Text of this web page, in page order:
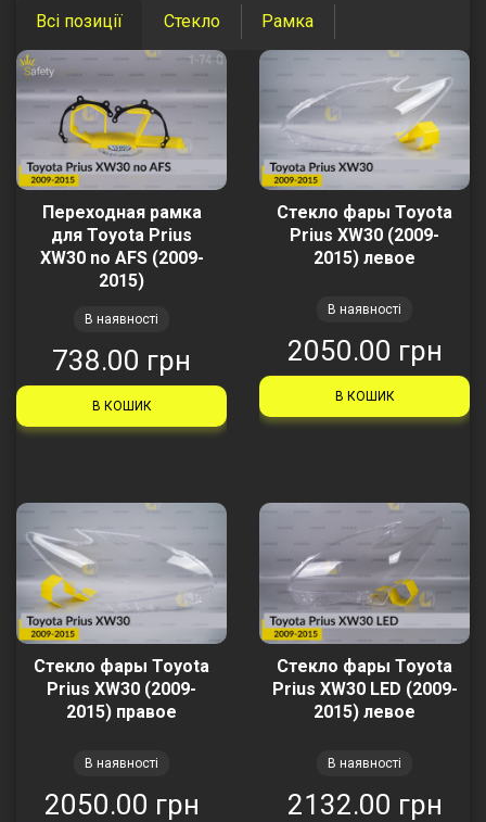
Всі позиції Стекло Рамка
Переходная рамка
для Toyota Prius
XW30 no AFS (2009-
2015)
В наявності
738.00 грн
В КОШИК
Стекло фары Toyota
Prius XW30 (2009-
2015) левое
В наявності
2050.00 грн
В КОШИК
Стекло фары Toyota
Prius XW30 (2009-
2015) правое
В наявності
2050.00 грн
Стекло фары Toyota
Prius XW30 LED (2009-
2015) левое
В наявності
2132.00 грн